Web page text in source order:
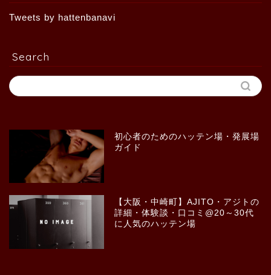
Tweets by hattenbanavi
Search
初心者のためのハッテン場・発展場
ガイド
【大阪・中崎町】AJITO・アジトの
詳細・体験談・口コミ@20～30代
に人気のハッテン場